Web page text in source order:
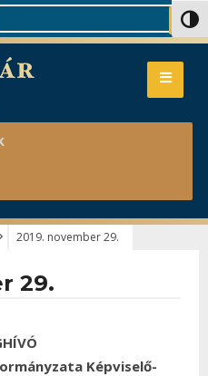
2019. november 29.
29.
Képviselő-